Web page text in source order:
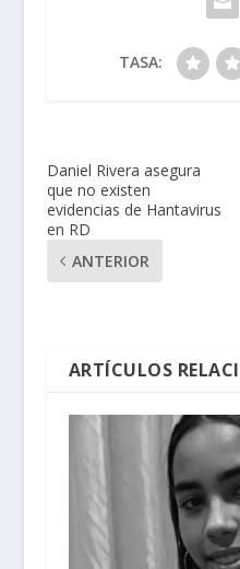
TASA:
Daniel Rivera asegura
que no existen
evidencias de Hantavirus
en RD
ANTERIOR
ARTÍCULOS